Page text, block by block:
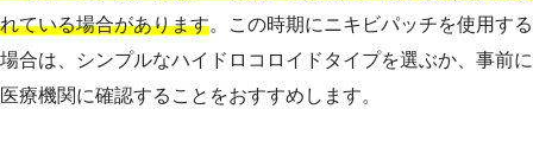
れている場合があります。この時期にニキビパッチを使用する
場合は、シンプルなハイドロコロイドタイプを選ぶか、事前に
医療機関に確認することをおすすめします。